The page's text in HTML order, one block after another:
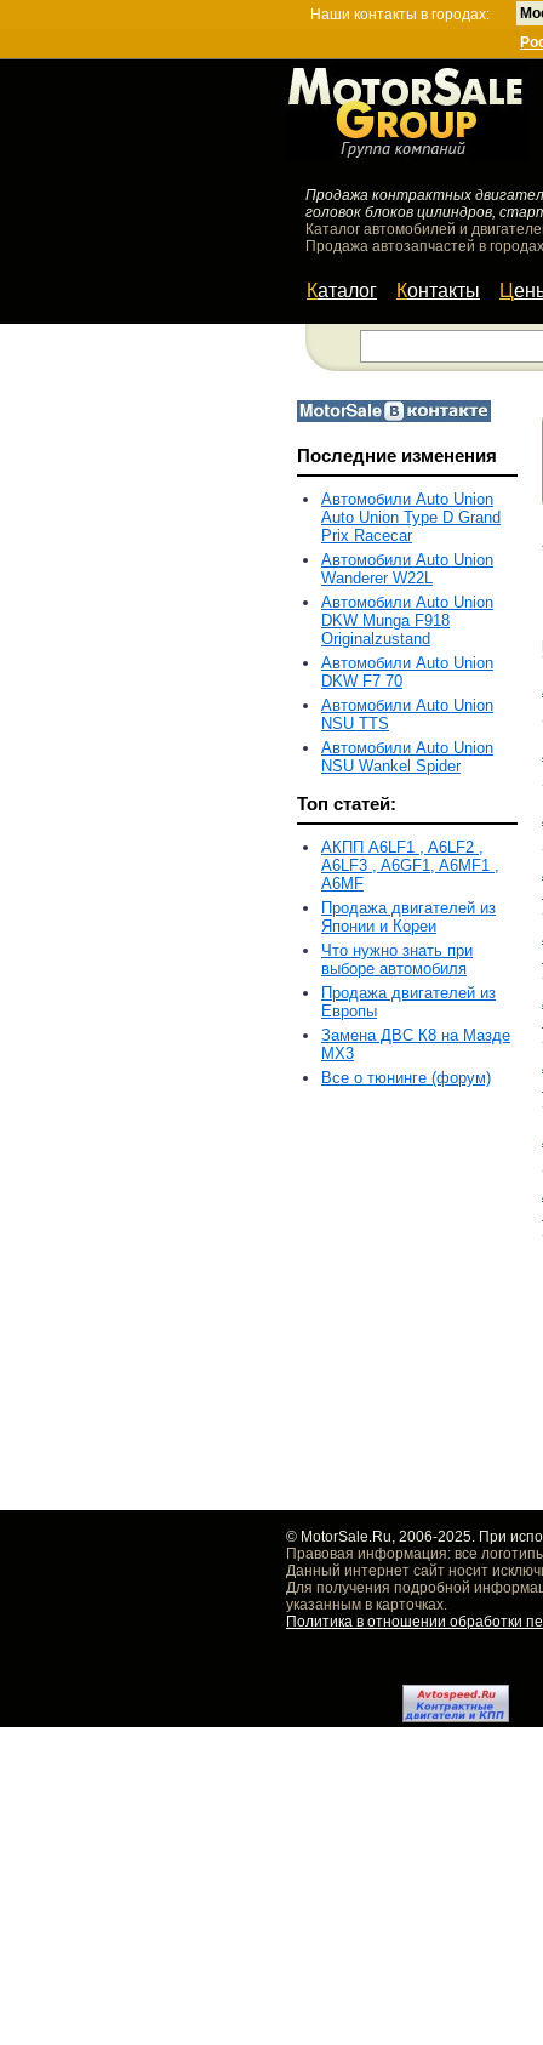
Наши контакты в городах:
Продажа контрактных
головок блоков цилиндров,
Каталог автомобилей и
Продажа автозапчастей в
Каталог Контакты
Последние изменения
Автомобили Auto Union
Auto Union Type D Grand
Prix Racecar
Автомобили Auto Union
Wanderer W22L
Автомобили Auto Union
DKW Munga F918
Originalzustand
Автомобили Auto Union
DKW F7 70
Автомобили Auto Union
NSU TTS
Автомобили Auto Union
NSU Wankel Spider
Топ статей:
АКПП A6LF1 , A6LF2 ,
A6LF3 , A6GF1, A6MF1 ,
A6MF
Продажа двигателей из
Японии и Кореи
Что нужно знать при
выборе автомобиля
Продажа двигателей из
Европы
Замена ДВС К8 на Мазде
MX3
Все о тюнинге (форум)
© MotorSale.Ru, 2006-2025. При
Правовая информация: все
Данный интернет сайт носит
Для получения подробной
указанным в карточках.
Политика в отношении обработки